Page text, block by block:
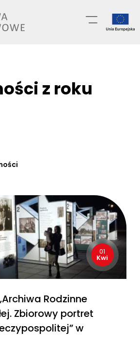
z roku
01
Kwi
Rodzinne
Zbiorowy portret
w